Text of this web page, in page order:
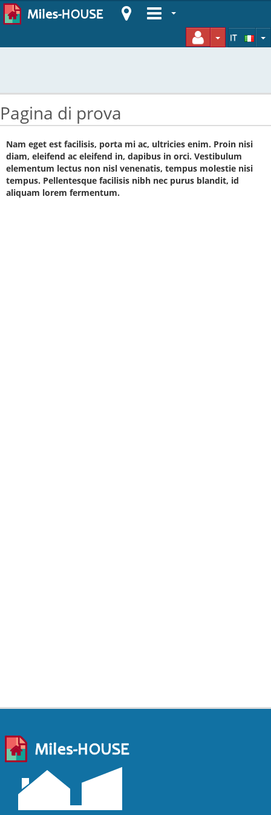
TOGGLE
IT
Pagina di prova
Nam eget est facilisis, porta mi ac, ultricies enim. Proin nisi
diam, eleifend ac eleifend in, dapibus in orci. Vestibulum
elementum lectus non nisl venenatis, tempus molestie nisi
tempus. Pellentesque facilisis nibh nec purus blandit, id
aliquam lorem fermentum.